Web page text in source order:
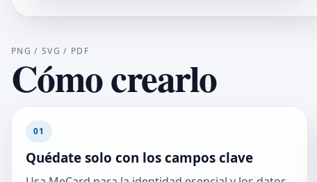
PNG / SVG / PDF
Cómo crearlo
01
Quédate solo con los campos clave